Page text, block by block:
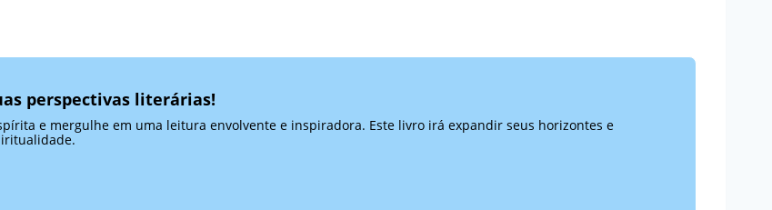
perspectivas literárias!
e mergulhe em uma leitura envolvente e inspiradora. Este livro irá expandir seus horizontes e